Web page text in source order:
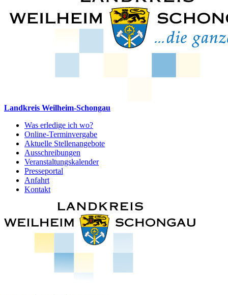
Landkreis Weilheim-Schongau
Was erledige ich wo?
Online-Terminvergabe
Aktuelle Stellenangebote
Ausschreibungen
Veranstaltungskalender
Presseportal
Anfahrt
Kontakt